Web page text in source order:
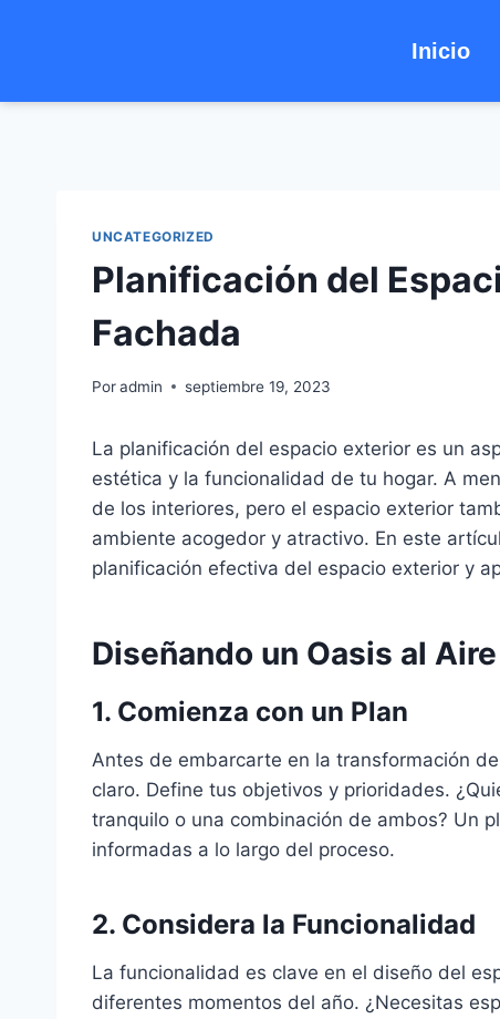
Inicio
UNCATEGORIZED
Planificación del
Fachada
Poradmin septiembre 19, 2023
La planificación del espacio exterior es un
estética y la funcionalidad de tu hogar. A
de los interiores, pero el espacio exterior
ambiente acogedor y atractivo. En este
planificación efectiva del espacio exterior y
Diseñando un Oasis al
1. Comienza con un Plan
Antes de embarcarte en la transformación
claro. Define tus objetivos y prioridades.
tranquilo o una combinación de ambos? Un
informadas a lo largo del proceso.
2. Considera la Funcionalidad
La funcionalidad es clave en el diseño del
diferentes momentos del año. ¿Necesitas